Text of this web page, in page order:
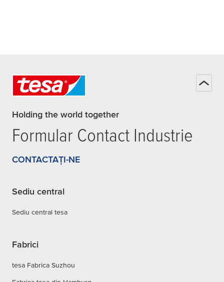
Holding the world together
Formular Contact Industrie
CONTACTAȚI-NE
Sediu central
Sediu central tesa
Fabrici
tesa Fabrica Suzhou